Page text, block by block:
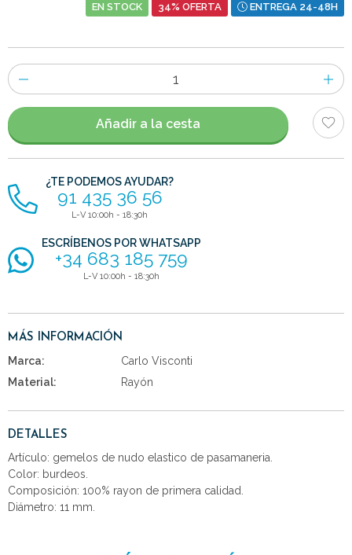
EN STOCK 34% OFERTA ENTREGA 24-48H
Número
de
artículos
Añadir a la cesta
¿TE PODEMOS AYUDAR?
91 435 36 56
L-V 10:00h - 18:30h
ESCRÍBENOS POR WHATSAPP
+34 683 185 759
L-V 10:00h - 18:30h
MÁS INFORMACIÓN
Marca:
Carlo Visconti
Material:
Rayón
DETALLES
Artículo: gemelos de nudo elastico de pasamaneria.
Color: burdeos.
Composición: 100% rayon de primera calidad.
Diámetro: 11 mm.